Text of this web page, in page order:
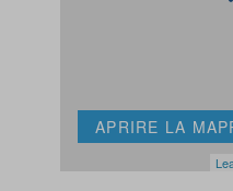
APRIRE LA